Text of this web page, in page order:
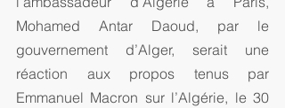
Mohamed Antar Daoud, par le
gouvernement d’Alger, serait une
réaction aux propos tenus par
Emmanuel Macron sur l’Algérie, le 30